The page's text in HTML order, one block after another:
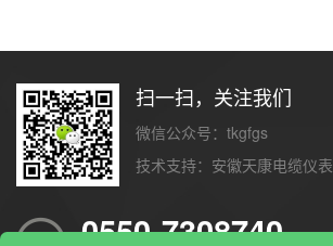
扫一扫，关注我们
微信公众号：tkgfgs
技术支持： 安徽天康电缆仪表
0550-7308740